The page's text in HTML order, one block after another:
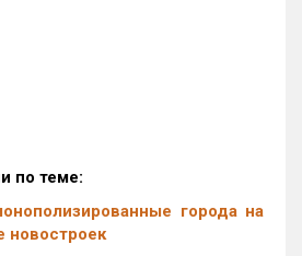
по теме:
города на
новостроек